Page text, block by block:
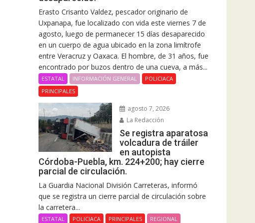
Erasto Crisanto Valdez, pescador originario de
Uxpanapa, fue localizado con vida este viernes 7 de
agosto, luego de permanecer 15 días desaparecido
en un cuerpo de agua ubicado en la zona limítrofe
entre Veracruz y Oaxaca. El hombre, de 31 años, fue
encontrado por buzos dentro de una cueva, a más...
ESTATAL INFORMACIÓN GENERAL
POLICIACA
PRINCIPALES
agosto 7, 2026
La Redacción
Se registra aparatosa
volcadura de tráiler
en autopista
Córdoba-Puebla, km. 224+200; hay cierre
parcial de circulación.
La Guardia Nacional División Carreteras, informó
que se registra un cierre parcial de circulación sobre
la carretera...
ESTATAL POLICIACA PRINCIPALES REGIONAL